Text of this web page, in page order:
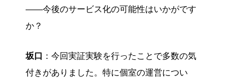
——今後のサービス化の可能性はいかがです
か？
坂口 ：今回実証実験を行ったことで多数の気
付きがありました。特に個室の運営につい